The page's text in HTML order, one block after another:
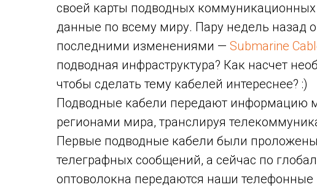
своей карты подводных
данные по всему миру. Пару недель назад
последними изменениями — Submarine
подводная инфраструктура? Как насчет
чтобы сделать тему кабелей интереснее? :)
Подводные кабели передают информацию
регионами мира, транслируя
Первые подводные кабели были проложены
телеграфных сообщений, а сейчас по
оптоволокна передаются наши телефонные